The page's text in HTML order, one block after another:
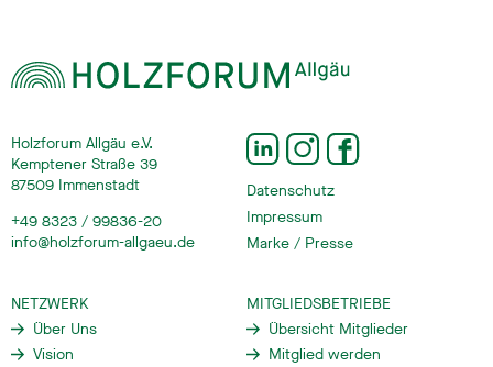
Holzforum Allgäu e.V.
Kemptener Straße 39
87509 Immenstadt
+49 8323 / 99836-20
info@holzforum-allgaeu.de
Datenschutz
Impressum
Marke / Presse
NETZWERK
Über Uns
Vision
MITGLIEDSBETRIEBE
Übersicht Mitglieder
Mitglied werden